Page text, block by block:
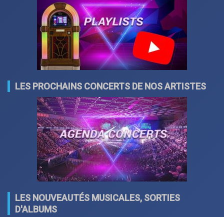
LES PROCHAINS CONCERTS DE NOS ARTISTES
LES NOUVEAUTÉS MUSICALES, SORTIES
D'ALBUMS